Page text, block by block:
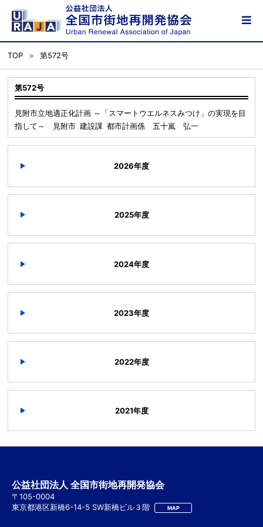
TOP 第572号
第572号
見附市立地適正化計画 ～「スマートウエルネスみつけ」の実現を目
指して～ 見附市 建設課 都市計画係 五十嵐 弘一
2026年度
2025年度
2024年度
2023年度
2022年度
2021年度
公益社団法人 全国市街地再開発協会
〒105-0004
東京都港区新橋6-14-5 SW新橋ビル３階
MAP